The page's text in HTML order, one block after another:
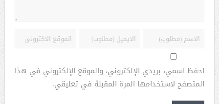
احفظ اسمي، بريدي الإلكتروني، والموقع الإلكتروني في هذا
المتصفح لاستخدامها المرة المقبلة في تعليقي.